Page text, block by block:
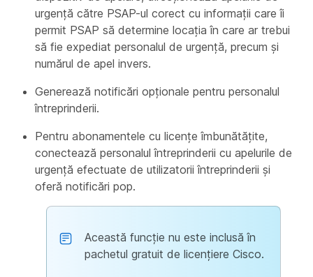
urgență către PSAP-ul corect cu informații care îi
permit PSAP să determine locația în care ar trebui
să fie expediat personalul de urgență, precum și
numărul de apel invers.
Generează notificări opționale pentru personalul
întreprinderii.
Pentru abonamentele cu licențe îmbunătățite,
conectează personalul întreprinderii cu apelurile de
urgență efectuate de utilizatorii întreprinderii și
oferă notificări pop.
Această funcție nu este inclusă în
pachetul gratuit de licențiere Cisco.